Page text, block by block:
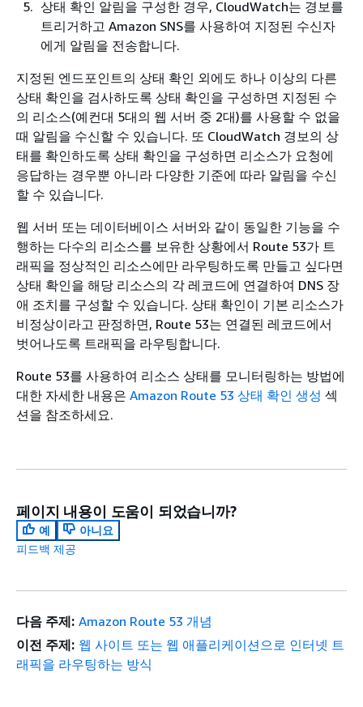
상태 확인 알림을 구성한 경우, CloudWatch는 경보를
트리거하고 Amazon SNS를 사용하여 지정된 수신자
에게 알림을 전송합니다.
지정된 엔드포인트의 상태 확인 외에도 하나 이상의 다른
상태 확인을 검사하도록 상태 확인을 구성하면 지정된 수
의 리소스(예컨대 5대의 웹 서버 중 2대)를 사용할 수 없을
때 알림을 수신할 수 있습니다. 또 CloudWatch 경보의 상
태를 확인하도록 상태 확인을 구성하면 리소스가 요청에
응답하는 경우뿐 아니라 다양한 기준에 따라 알림을 수신
할 수 있습니다.
웹 서버 또는 데이터베이스 서버와 같이 동일한 기능을 수
행하는 다수의 리소스를 보유한 상황에서 Route 53가 트
래픽을 정상적인 리소스에만 라우팅하도록 만들고 싶다면
상태 확인을 해당 리소스의 각 레코드에 연결하여 DNS 장
애 조치를 구성할 수 있습니다. 상태 확인이 기본 리소스가
비정상이라고 판정하면, Route 53는 연결된 레코드에서
벗어나도록 트래픽을 라우팅합니다.
Route 53를 사용하여 리소스 상태를 모니터링하는 방법에
대한 자세한 내용은 Amazon Route 53 상태 확인 생성 섹
션을 참조하세요.
페이지 내용이 도움이 되었습니까?
예
아니요
피드백 제공
다음 주제: Amazon Route 53 개념
이전 주제: 웹 사이트 또는 웹 애플리케이션으로 인터넷 트
래픽을 라우팅하는 방식